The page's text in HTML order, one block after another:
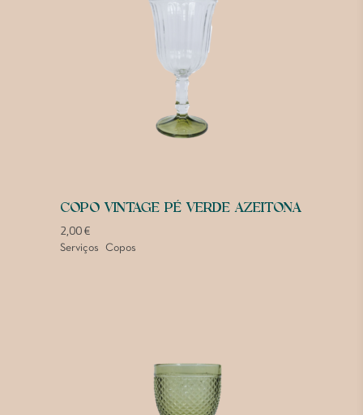
COPO VINTAGE PÉ VERDE AZEITONA
2,00€
Serviços Copos